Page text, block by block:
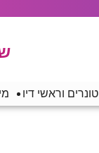
טונרים וראשי דיו